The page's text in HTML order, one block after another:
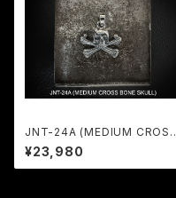
JNT-24A (MEDIUM CROSS
BONE SKULL)
¥23,980